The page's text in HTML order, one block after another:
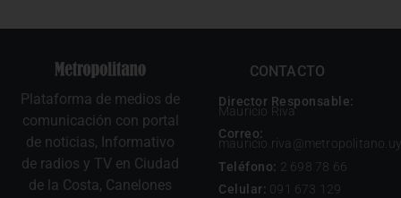
Plataforma de medios de
comunicación con portal
de noticias, Informativo
de radios y TV en Ciudad
de la Costa, Canelones
CONTACTO
Director Responsable:
Mauricio Riva
Correo:
mauricio.riva@metropolitano.uy
Teléfono: 2 698 78 66
Celular: 091 673 129